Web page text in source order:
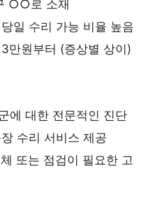
○○로 소재
일 수리 가능 비율 높음
만원부터 (증상별 상이)
에 대한 전문적인 진단
수리 서비스 제공
또는 점검이 필요한 고